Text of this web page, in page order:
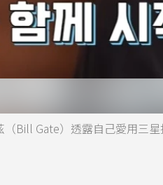
Bill Gate）透露自己愛用三星